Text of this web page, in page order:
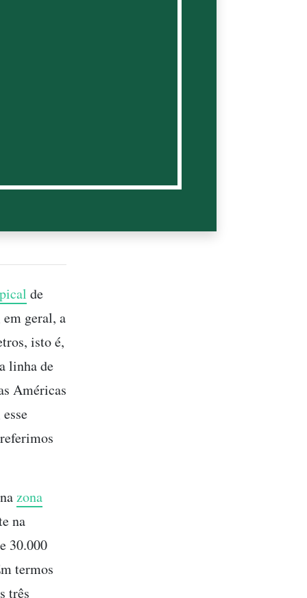
de
geral, a
isto é,
linha de
Américas
zona
na
30.000
termos
três